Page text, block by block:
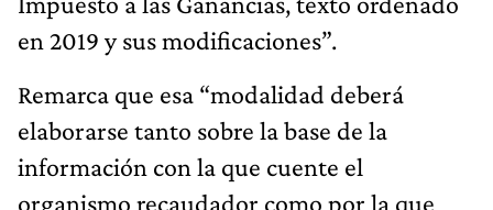
en 2019 y sus modificaciones”.
Remarca que esa “modalidad deberá
elaborarse tanto sobre la base de la
información con la que cuente el
organismo recaudador como por la que